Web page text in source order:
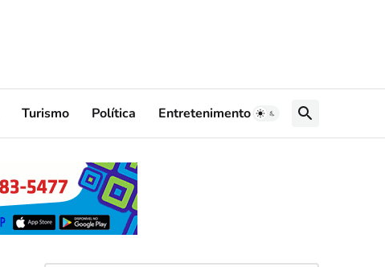
Turismo Política Entretenimento